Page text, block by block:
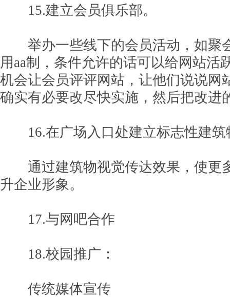
15.建立会员俱乐部。
举办一些线下的会员活动，如聚
用aa制，条件允许的话可以给网站活
机会让会员评评网站，让他们说说网
确实有必要改尽快实施，然后把改进
16.在广场入口处建立标志性建筑
通过建筑物视觉传达效果，使更
升企业形象。
17.与网吧合作
18.校园推广：
传统媒体宣传